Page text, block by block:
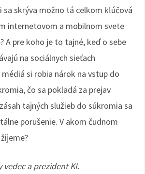
skrýva možno tá celkom kľúčová
internetovom a mobilnom svete
A pre koho je to tajné, keď o sebe
na sociálnych sieťach
si robia nárok na vstup do
čo sa pokladá za prejav
tajných služieb do súkromia sa
porušenie. V akom čudnom
a prezident KI.